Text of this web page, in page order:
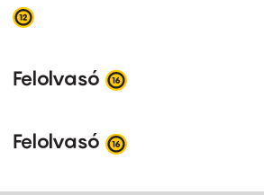
Felolvasó
Felolvasó